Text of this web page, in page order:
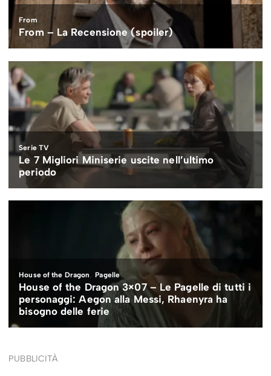
PUBBLICITÀ